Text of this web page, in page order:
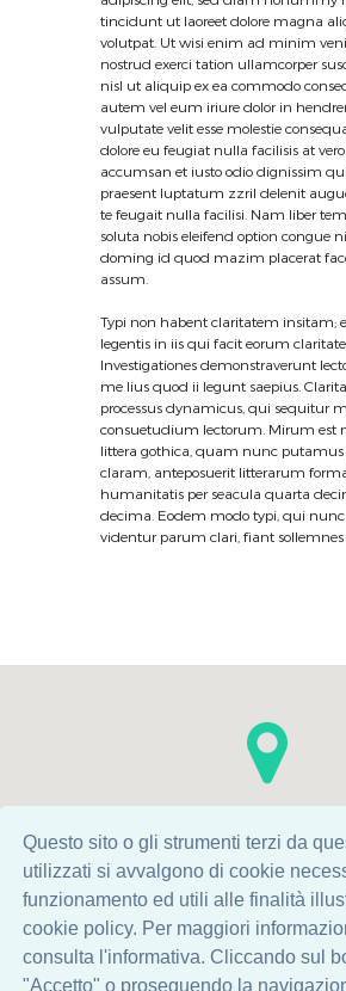
Questo sito o gli strumenti terzi da
utilizzati si avvalgono di cookie
funzionamento ed utili alle finalità
cookie policy. Per maggiori
consulta l'informativa. Cliccando sul
"Accetto" o proseguendo la
tincidunt ut laoreet dolore magna
volutpat. Ut wisi enim ad minim
nostrud exerci tation ullamcorper
nisl ut aliquip ex ea commodo
autem vel eum iriure dolor in
vulputate velit esse molestie
dolore eu feugiat nulla facilisis at vero
accumsan et iusto odio dignissim
praesent luptatum zzril delenit
te feugait nulla facilisi. Nam liber
soluta nobis eleifend option congue
doming id quod mazim placerat
assum.
Typi non habent claritatem insitam;
legentis in iis qui facit eorum
Investigationes demonstraverunt
me lius quod ii legunt saepius.
processus dynamicus, qui sequitur
consuetudium lectorum. Mirum est
littera gothica, quam nunc
claram, anteposuerit litterarum
humanitatis per seacula quarta
decima. Eodem modo typi, qui nunc
videntur parum clari, fiant
CoWorkingriccione.it © 2021 All